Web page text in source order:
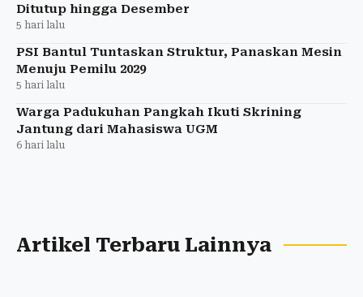
Ditutup hingga Desember
5 hari lalu
PSI Bantul Tuntaskan Struktur, Panaskan Mesin
Menuju Pemilu 2029
5 hari lalu
Warga Padukuhan Pangkah Ikuti Skrining
Jantung dari Mahasiswa UGM
6 hari lalu
Artikel Terbaru Lainnya